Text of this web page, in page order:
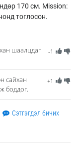
170 см. Mission:
тоглосон.
-1
шаалцдаг
+1
сайхан
боддог.
Сэтгэгдэл бичих